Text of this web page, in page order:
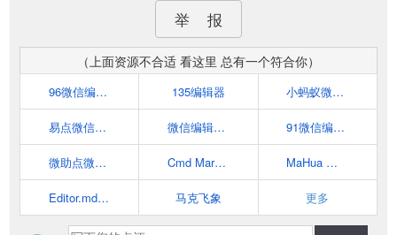
举 报
（上面资源不合适 看这里 总有一个符合你）
96微信编辑器 135编辑器 小蚂蚁微信编辑器
易点微信编辑器 微信编辑器_i排版 91微信编辑器
微助点微信编辑器 Cmd Markdown 编辑阅读器 MaHua 在线markdown编辑器
Editor.md - 开源在线 Markdown 编辑器 马克飞象 更多